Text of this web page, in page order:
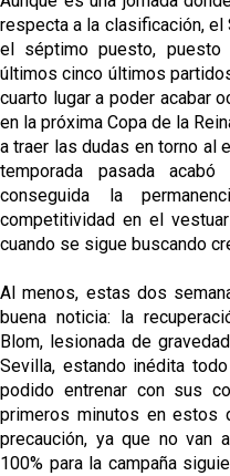
respecta a la clasificación, el
el séptimo puesto,
últimos cinco últimos
cuarto lugar a poder acabar
en la próxima Copa de la
a traer las dudas en torno al
temporada pasada
conseguida la
competitividad en el
cuando se sigue buscando
Al menos, estas dos
buena noticia: la
Blom, lesionada de
Sevilla, estando inédita
podido entrenar con sus
primeros minutos en estos
precaución, ya que no van
100% para la campaña